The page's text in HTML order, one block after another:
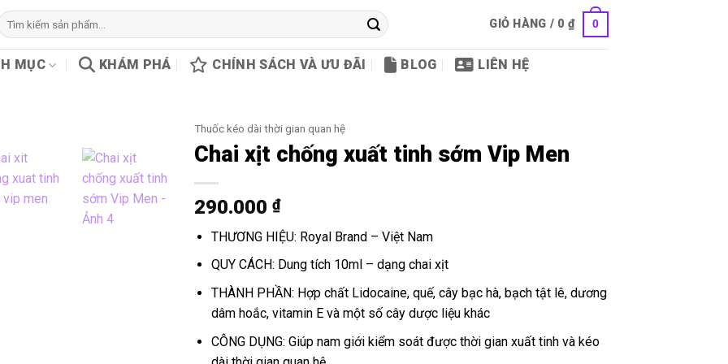
GIỎ HÀNG / 0₫ 0
MỤC KHÁM PHÁ CHÍNH SÁCH VÀ ƯU ĐÃI BLOG LIÊN HỆ
Thuốc kéo dài thời gian quan hệ
Chai xịt chống xuất tinh sớm Vip Men
290.000 ₫
THƯƠNG HIỆU: Royal Brand – Việt Nam
QUY CÁCH: Dung tích 10ml – dạng chai xịt
THÀNH PHẦN: Hợp chất Lidocaine, quế, cây bạc hà, bạch tật lê, dương
dâm hoắc, vitamin E và một số cây dược liệu khác
CÔNG DỤNG: Giúp nam giới kiểm soát được thời gian xuất tinh và kéo